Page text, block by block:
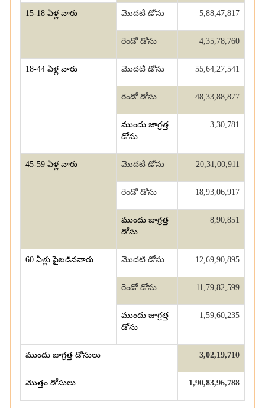
15-18 ఏళ్ల వారు మొదటి డోసు 5,88,47,817
రెండో డోసు 4,35,78,760
18-44 ఏళ్ల వారు మొదటి డోసు 55,64,27,541
రెండో డోసు 48,33,88,877
ముందు జాగ్రత్త
డోసు
3,30,781
45-59 ఏళ్ల వారు మొదటి డోసు 20,31,00,911
రెండో డోసు 18,93,06,917
ముందు జాగ్రత్త
డోసు
8,90,851
60 ఏళ్లు పైబడినవారు మొదటి డోసు 12,69,90,895
రెండో డోసు 11,79,82,599
ముందు జాగ్రత్త
డోసు
1,59,60,235
ముందు జాగ్రత్త డోసులు 3,02,19,710
మొత్తం డోసులు 1,90,83,96,788